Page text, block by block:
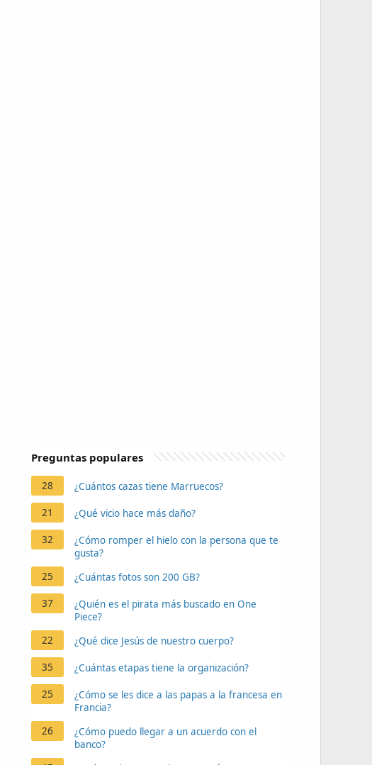
Preguntas populares
28 ¿Cuántos cazas tiene Marruecos?
21 ¿Qué vicio hace más daño?
32
¿Cómo romper el hielo con la persona que te
gusta?
25
¿Cuántas fotos son 200 GB?
37
¿Quién es el pirata más buscado en One
Piece?
22
¿Qué dice Jesús de nuestro cuerpo?
35 ¿Cuántas etapas tiene la organización?
25
¿Cómo se les dice a las papas a la francesa en
Francia?
26
¿Cómo puedo llegar a un acuerdo con el
banco?